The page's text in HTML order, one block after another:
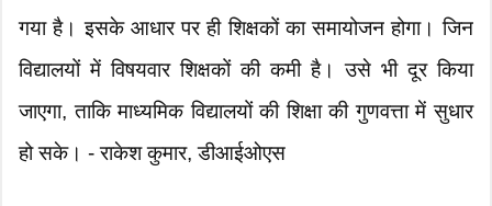
गया है। इसके आधार पर ही शिक्षकों का समायोजन होगा। जिन
विद्यालयों में विषयवार शिक्षकों की कमी है। उसे भी दूर किया
जाएगा, ताकि माध्यमिक विद्यालयों की शिक्षा की गुणवत्ता में सुधार
हो सके। - राकेश कुमार, डीआईओएस